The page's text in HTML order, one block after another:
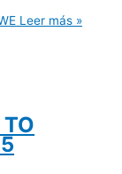
Leer más »